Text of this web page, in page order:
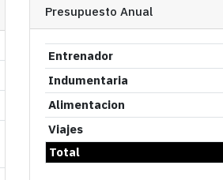
Presupuesto Anual
Entrenador
Indumentaria
Alimentacion
Viajes
Total